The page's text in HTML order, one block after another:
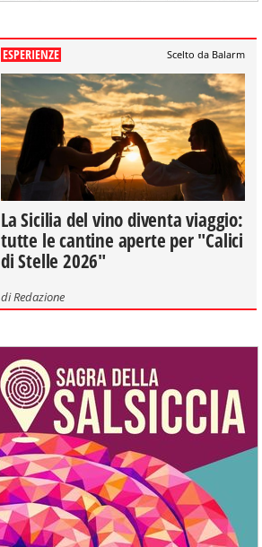
ESPERIENZE Scelto da Balarm
La Sicilia del vino diventa viaggio:
tutte le cantine aperte per "Calici
di Stelle 2026"
diRedazione